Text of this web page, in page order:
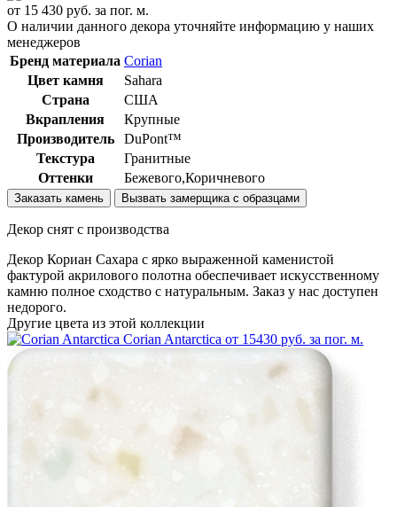
от 15 430 руб. за пог. м.
О наличии данного декора уточняйте информацию у наших
менеджеров
Бренд материала Corian
Цвет камня
Sahara
Страна
США
Вкрапления
Крупные
Производитель
DuPont™
Текстура
Гранитные
Оттенки
Бежевого,Коричневого
Заказать камень Вызвать замерщика с образцами
Декор снят с производства
Декор Кориан Сахара с ярко выраженной каменистой
фактурой акрилового полотна обеспечивает искусственному
камню полное сходство с натуральным. Заказ у нас доступен
недорого.
Другие цвета из этой коллекции
Corian Antarctica от 15430 руб. за пог. м.